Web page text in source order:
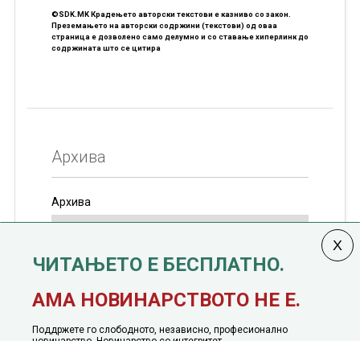
©SDK.MK Крадењето авторски текстови е казниво со закон.
Преземањето на авторски содржини (текстови) од оваа
страница е дозволено само делумно и со ставање хиперлинк до
содржината што се цитира
Архива
Архива
јануари, 1991 година
ЧИТАЊЕТО Е БЕСПЛАТНО.
АМА НОВИНАРСТВОТО НЕ Е.
Поддржете го слободното, независно, професионално